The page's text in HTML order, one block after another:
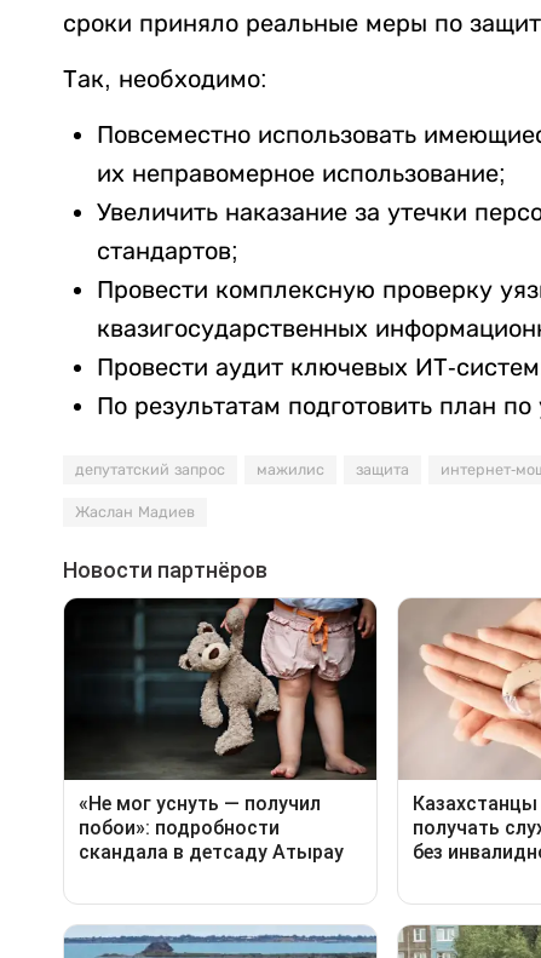
сроки приняло реальные меры по
Так, необходимо:
Повсеместно использовать
их неправомерное использование;
Увеличить наказание за утечки
стандартов;
Провести комплексную проверку
квазигосударственных
Провести аудит ключевых ИТ-
По результатам подготовить план
депутатский запрос мажилис защита интернет-
Жаслан Мадиев